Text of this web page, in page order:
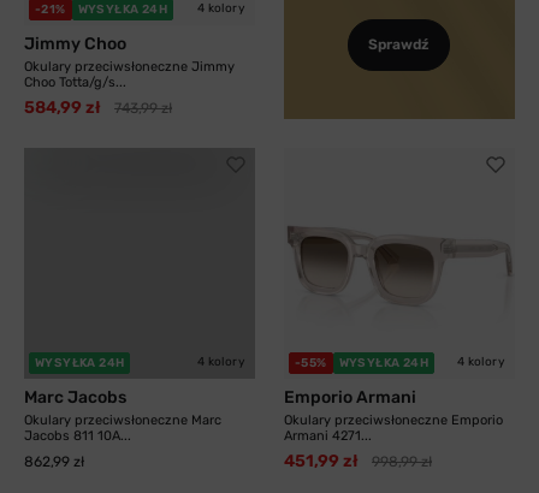
-21% WYSYŁKA 24H 4 kolory
Jimmy Choo
Okulary przeciwsłoneczne Jimmy
Choo Totta/g/s...
584,99 zł 743,99 zł
Sprawdź
WYSYŁKA 24H 4 kolory
Marc Jacobs
Okulary przeciwsłoneczne Marc
Jacobs 811 10A...
862,99 zł
-55% WYSYŁKA 24H 4 kolory
Emporio Armani
Okulary przeciwsłoneczne Emporio
Armani 4271...
451,99 zł 998,99 zł